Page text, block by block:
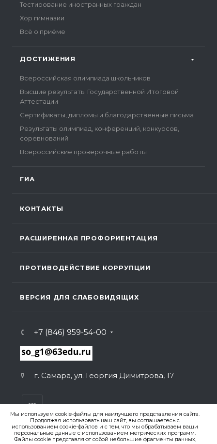
Мы используем cookie-файлы для наилучшего представления сайта.
Продолжая использовать наш сайт, вы соглашаетесь с
использованием cookie-файлов и с тем, что мы обрабатываем ваши
персональные данные с использованием метрических программ.
Файлы cookie представляют собой небольшие фрагменты данных,
Тестирование иностранных граждан
Хор гимназии
Всё о приёме
ДОСТИЖЕНИЯ
Всероссийская олимпиада школьников
Высшие результаты Государственной Итоговой
Аттестации
Сертификаты, дипломы и благодарственные письма
Результаты олимпиад, конференций, конкурсов,
соревнований
Всероссийские проверочные работы
ГИА
КОНТАКТЫ
РАСШИРЕННАЯ ПРОФОРИЕНТАЦИЯ
ПРОТИВОДЕЙСТВИЕ КОРРУПЦИИ
ВЕРСИЯ ДЛЯ СЛАБОВИДЯЩИХ
+7 (846) 959-54-00
г. Самара, ул. Георгия Димитрова, 17
ВЕРСИЯ ДЛЯ ПЕЧАТИ